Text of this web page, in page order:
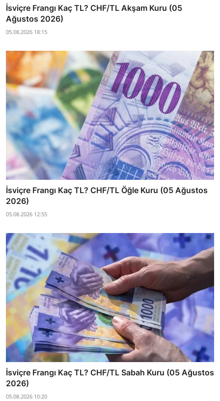
İsviçre Frangı Kaç TL? CHF/TL Akşam Kuru (05
Ağustos 2026)
05.08.2026 18:15
İsviçre Frangı Kaç TL? CHF/TL Öğle Kuru (05 Ağustos
2026)
05.08.2026 12:55
İsviçre Frangı Kaç TL? CHF/TL Sabah Kuru (05 Ağustos
2026)
05.08.2026 10:20